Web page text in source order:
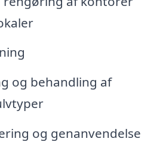
og behandling af
og genanvendelse